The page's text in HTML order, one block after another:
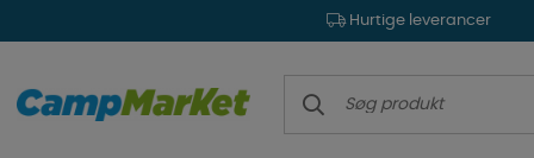
Hurtige leverancer